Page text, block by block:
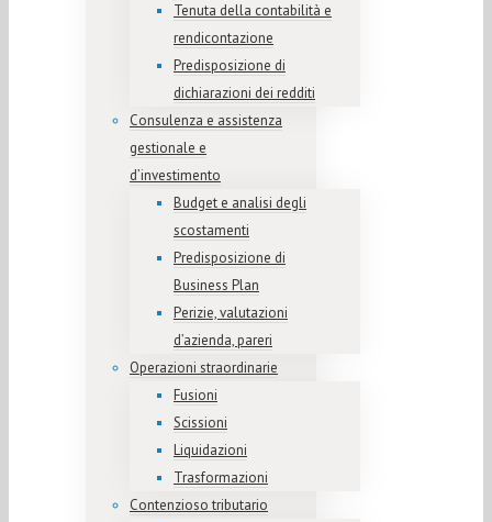
Tenuta della contabilità e
rendicontazione
Predisposizione di
dichiarazioni dei redditi
Consulenza e assistenza
gestionale e
d’investimento
Budget e analisi degli
scostamenti
Predisposizione di
Business Plan
Perizie, valutazioni
d’azienda, pareri
Operazioni straordinarie
Fusioni
Scissioni
Liquidazioni
Trasformazioni
Contenzioso tributario